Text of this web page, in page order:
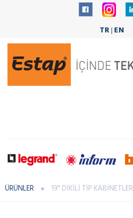
TR| EN
ÜRÜNLER 19" DİKİLİ TİP KABİNETLER